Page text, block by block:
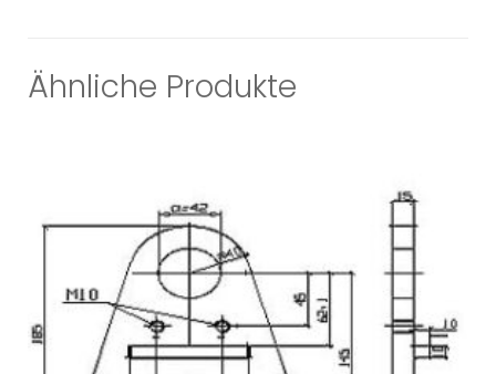
Ähnliche Produkte